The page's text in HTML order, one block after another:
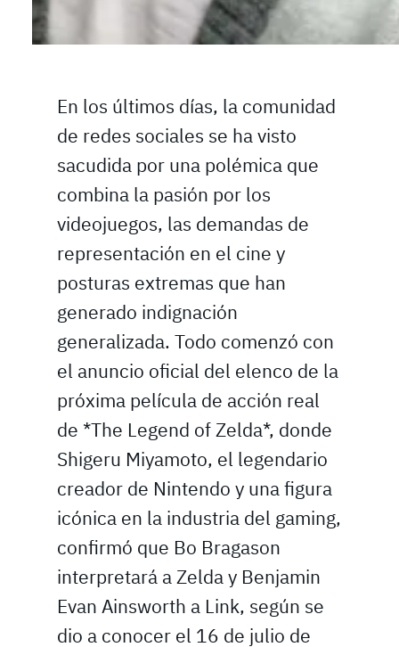
En los últimos días, la comunidad
de redes sociales se ha visto
sacudida por una polémica que
combina la pasión por los
videojuegos, las demandas de
representación en el cine y
posturas extremas que han
generado indignación
generalizada. Todo comenzó con
el anuncio oficial del elenco de la
próxima película de acción real
de *The Legend of Zelda*, donde
Shigeru Miyamoto, el legendario
creador de Nintendo y una figura
icónica en la industria del gaming,
confirmó que Bo Bragason
interpretará a Zelda y Benjamin
Evan Ainsworth a Link, según se
dio a conocer el 16 de julio de